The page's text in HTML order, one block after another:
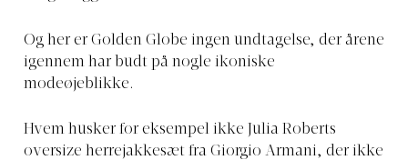
Og her er Golden Globe ingen undtagelse, der årene
igennem har budt på nogle ikoniske
modeøjeblikke.
Hvem husker for eksempel ikke Julia Roberts
oversize herrejakkesæt fra Giorgio Armani, der ikke